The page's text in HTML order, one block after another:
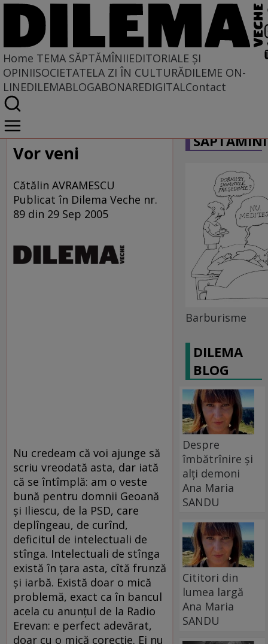
Home TEMA SĂPTĂMÎNIIEDITORIALE ȘI
OPINIISOCIETATELA ZI ÎN CULTURĂDILEME ON-
LINEDILEMABLOGABONAREDIGITALContact
Home
Tema săptămînii
Vor veni
Cătălin AVRAMESCU
Publicat în Dilema Veche nr.
89 din 29 Sep 2005
Nu credeam că voi ajunge să
scriu vreodată asta, dar iată
că se întîmplă: am o veste
bună pentru domnii Geoană
şi Iliescu, de la PSD, care
deplîngeau, de curînd,
deficitul de intelectuali de
stînga. Intelectuali de stînga
există în ţara asta, cîtă frunză
şi iarbă. Există doar o mică
problemă, exact ca în bancul
acela cu anunţul de la Radio
Erevan: e perfect adevărat,
doar cu o mică corecţie. Ei nu
Barburisme
DILEMA
BLOG
Despre
îmbătrînire și
alți demoni
Ana Maria
SANDU
Cititori din
lumea largă
Ana Maria
SANDU